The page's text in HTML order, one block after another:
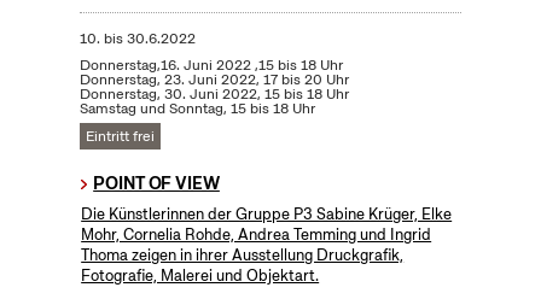
10. bis30.6.2022
Donnerstag,16. Juni 2022 ,15 bis 18 Uhr
Donnerstag, 23. Juni 2022, 17 bis 20 Uhr
Donnerstag, 30. Juni 2022, 15 bis 18 Uhr
Samstag und Sonntag, 15 bis 18 Uhr
Eintritt frei
POINT OF VIEW
Die Künstlerinnen der Gruppe P3 Sabine Krüger, Elke
Mohr, Cornelia Rohde, Andrea Temming und Ingrid
Thoma zeigen in ihrer Ausstellung Druckgrafik,
Fotografie, Malerei und Objektart.